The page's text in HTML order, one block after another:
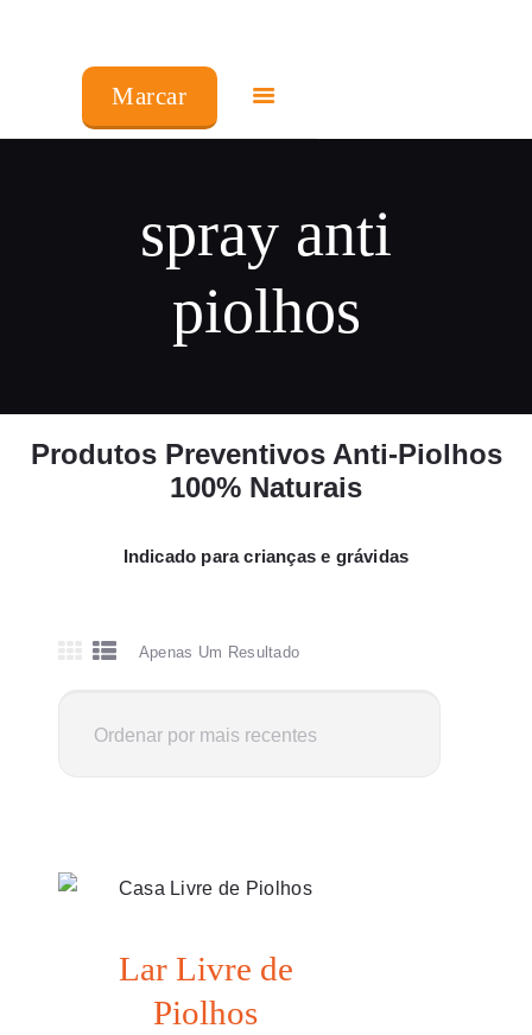
Marcar
spray anti
piolhos
Produtos Preventivos Anti-Piolhos
100% Naturais
Indicado para crianças e grávidas
COMO FUNCIONA
PREÇOS
PRODUTOS
MINHA CONTA
0 ITENS
Apenas Um Resultado
Lar Livre de
Piolhos